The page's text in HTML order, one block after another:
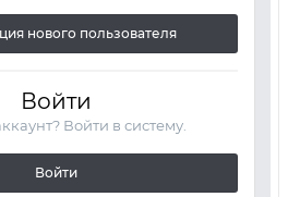
нового пользователя
Войти
Войти в систему.
Войти